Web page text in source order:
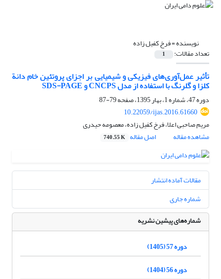
نویسنده =فرخ کفیل زاده
تعداد مقالات: 1
تأثیر عمل‌آوری‌های فیزیکی و شیمیایی بر اجزای پروتئین خام دانة
کلزا و گلرنگ با استفاده از مدل CNCPS و SDS-PAGE
دوره 47، شماره 1، بهار 1395، صفحه
79-87
10.22059/ijas.2016.61660
مریم صاحبی اعلا، فرخ کفیل زاده، معصومه حیدری
مشاهده مقاله
اصل مقاله 740.55 K
مقالات آماده انتشار
شماره جاری
شماره‌های پیشین نشریه
دوره 57 (1405)
دوره 56 (1404)